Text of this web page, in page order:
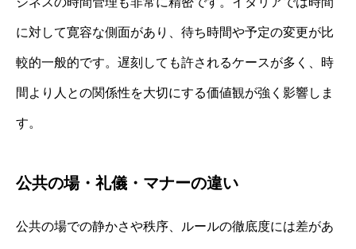
に対して寛容な側面があり、待ち時間や予定の変更が比
較的一般的です。遅刻しても許されるケースが多く、時
間より人との関係性を大切にする価値観が強く影響しま
す。
公共の場・礼儀・マナーの違い
公共の場での静かさや秩序、ルールの徹底度には差があ